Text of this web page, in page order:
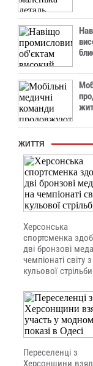
ЖИТТЯ
Херсонська
спортсменка
дві бронзові
чемпіонаті світу з
кульової стрільби
Переселенці з
Херсонщини